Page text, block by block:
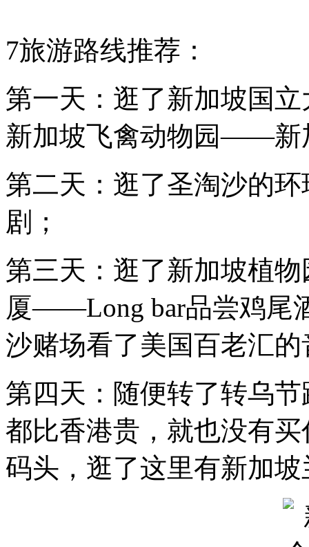
7旅游路线推荐：
第一天：逛了新加坡国
新加坡飞禽动物园——新
第二天：逛了圣淘沙的
剧；
第三天：逛了新加坡植
厦——Long bar品尝鸡尾
沙赌场看了美国百老汇
第四天：随便转了转乌
都比香港贵，就也没有
码头，逛了这里有新加